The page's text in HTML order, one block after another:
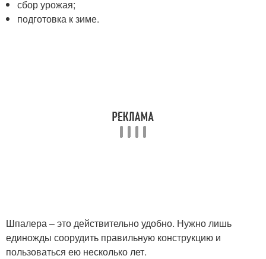
сбор урожая;
подготовка к зиме.
Шпалера – это действительно удобно. Нужно лишь
единожды соорудить правильную конструкцию и
пользоваться ею несколько лет.